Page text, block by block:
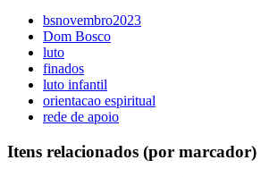
bsnovembro2023
Dom Bosco
luto
finados
luto infantil
orientacao espiritual
rede de apoio
Itens relacionados (por marcador)